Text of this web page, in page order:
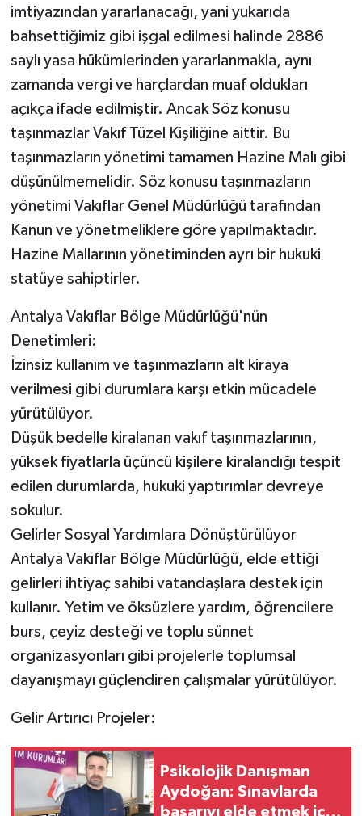
imtiyazından yararlanacağı, yani yukarıda
bahsettiğimiz gibi işgal edilmesi halinde 2886
saylı yasa hükümlerinden yararlanmakla, aynı
zamanda vergi ve harçlardan muaf oldukları
açıkça ifade edilmiştir. Ancak Söz konusu
taşınmazlar Vakıf Tüzel Kişiliğine aittir. Bu
taşınmazların yönetimi tamamen Hazine Malı gibi
düşünülmemelidir. Söz konusu taşınmazların
yönetimi Vakıflar Genel Müdürlüğü tarafından
Kanun ve yönetmeliklere göre yapılmaktadır.
Hazine Mallarının yönetiminden ayrı bir hukuki
statüye sahiptirler.
Antalya Vakıflar Bölge Müdürlüğü'nün
Denetimleri:
İzinsiz kullanım ve taşınmazların alt kiraya
verilmesi gibi durumlara karşı etkin mücadele
yürütülüyor.
Düşük bedelle kiralanan vakıf taşınmazlarının,
yüksek fiyatlarla üçüncü kişilere kiralandığı tespit
edilen durumlarda, hukuki yaptırımlar devreye
sokulur.
Gelirler Sosyal Yardımlara Dönüştürülüyor
Antalya Vakıflar Bölge Müdürlüğü, elde ettiği
gelirleri ihtiyaç sahibi vatandaşlara destek için
kullanır. Yetim ve öksüzlere yardım, öğrencilere
burs, çeyiz desteği ve toplu sünnet
organizasyonları gibi projelerle toplumsal
dayanışmayı güçlendiren çalışmalar yürütülüyor.
Gelir Artırıcı Projeler:
Psikolojik Danışman
Aydoğan: Sınavlarda
başarıyı elde etmek için